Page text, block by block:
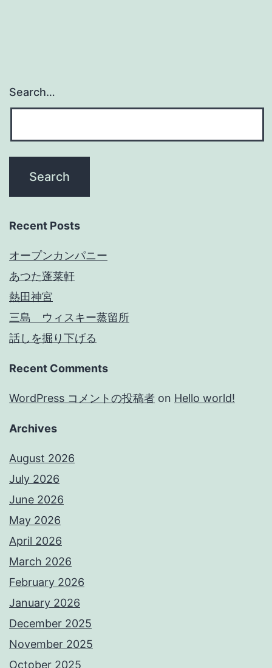
Search…
Recent Posts
オープンカンパニー
あつた蓬莱軒
熱田神宮
三島 ウィスキー蒸留所
話しを掘り下げる
Recent Comments
WordPress コメントの投稿者 on Hello world!
Archives
August 2026
July 2026
June 2026
May 2026
April 2026
March 2026
February 2026
January 2026
December 2025
November 2025
October 2025